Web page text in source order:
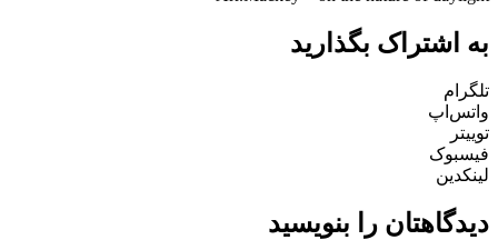
به اشتراک بگذارید
تلگرام
واتس‌اپ
توییتر
فیسبوک
لینکدین
دیدگاهتان را بنویسید